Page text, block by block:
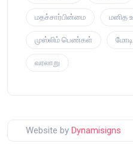
மதச்சார்பின்மை மனித
முஸ்லிம் பெண்கள் மோடி
வரலாறு
Website by Dynamisigns